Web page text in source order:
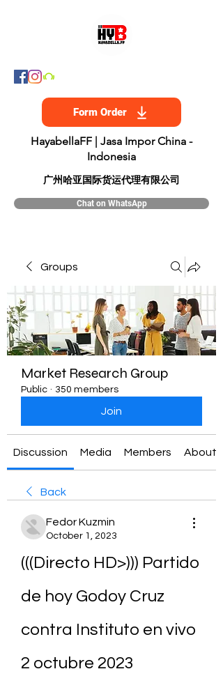
Form Order
HayabellaFF | Jasa Impor China -
Indonesia
​广州哈亚国际货运代理有限公司
Chat on WhatsApp
Groups
Market Research Group
Public · 350 members
Join
Discussion Media Members About
Back
Fedor Kuzmin
October 1, 2023
(((Directo HD>))) Partido
de hoy Godoy Cruz
contra Instituto en vivo
2 octubre 2023